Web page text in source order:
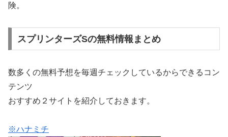
険。
スプリンターズSの無料情報まとめ
数多くの無料予想を毎週チェックしているからできるコン
テンツ
おすすめ２サイトを紹介しておきます。
※ハナミチ